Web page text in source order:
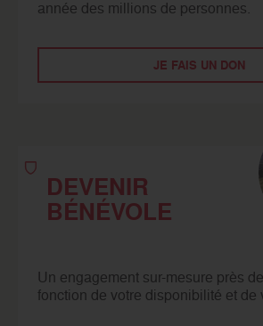
année des millions de personnes.
JE FAIS UN DON
DEVENIR
BÉNÉVOLE
Un engagement sur-mesure près
fonction de votre disponibilité et de